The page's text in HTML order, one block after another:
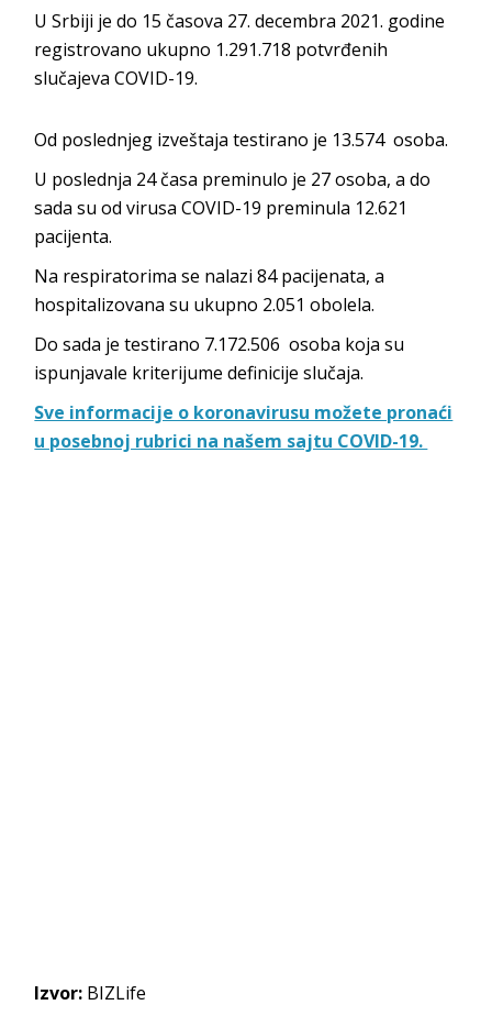
U Srbiji je do 15 časova 27. decembra 2021. godine
registrovano ukupno 1.291.718 potvrđenih
slučajeva COVID-19.
Od poslednjeg izveštaja testirano je 13.574 osoba.
U poslednja 24 časa preminulo je 27 osoba, a do
sada su od virusa COVID-19 preminula 12.621
pacijenta.
Na respiratorima se nalazi 84 pacijenata, a
hospitalizovana su ukupno 2.051 obolela.
Do sada je testirano 7.172.506 osoba koja su
ispunjavale kriterijume definicije slučaja.
Sve informacije o koronavirusu možete pronaći
u posebnoj rubrici na našem sajtu COVID-19.
Izvor: BIZLife